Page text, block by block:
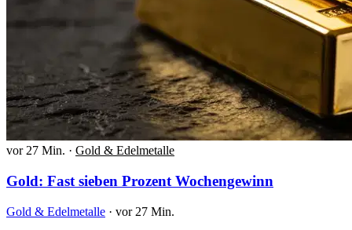
vor 27 Min. · Gold & Edelmetalle
Gold: Fast sieben Prozent Wochengewinn
Gold & Edelmetalle · vor 27 Min.